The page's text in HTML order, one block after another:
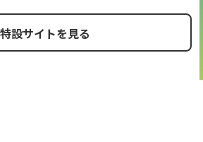
特設サイトを見る